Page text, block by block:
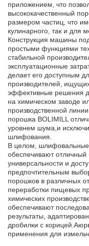
приложением, что
высококачественный
размером частиц, что
кулинарного, так и для
Конструкция машины
простыми функциями
стабильной
эксплуатационные
делает его доступным
производителей,
эффективные решения
на химическом заводе
производственной
порошка BOLIMILL
уровнем шума,и
шлифования.
В целом,
обеспечивают отличный
универсальности и
предпочтительным
порошков в различных
переработки пищевых
химических
обеспечивают
результаты,
дробилки с
применения для